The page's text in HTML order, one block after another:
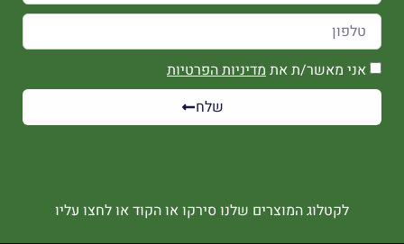
אני מאשר/ת את מדיניות הפרטיות
שלח
לקטלוג המוצרים שלנו סירקו או הקוד או לחצו עליו